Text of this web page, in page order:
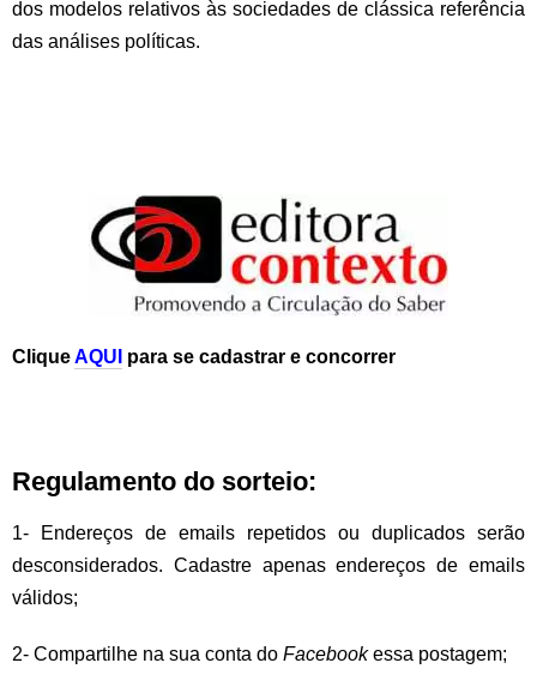
dos modelos relativos às sociedades de clássica referência
das análises políticas.
CliqueAQUI para se cadastrar e concorrer
Regulamento do sorteio:
1- Endereços de emails repetidos ou duplicados serão
desconsiderados. Cadastre apenas endereços de emails
válidos;
2- Compartilhe na sua conta do Facebookessa postagem;